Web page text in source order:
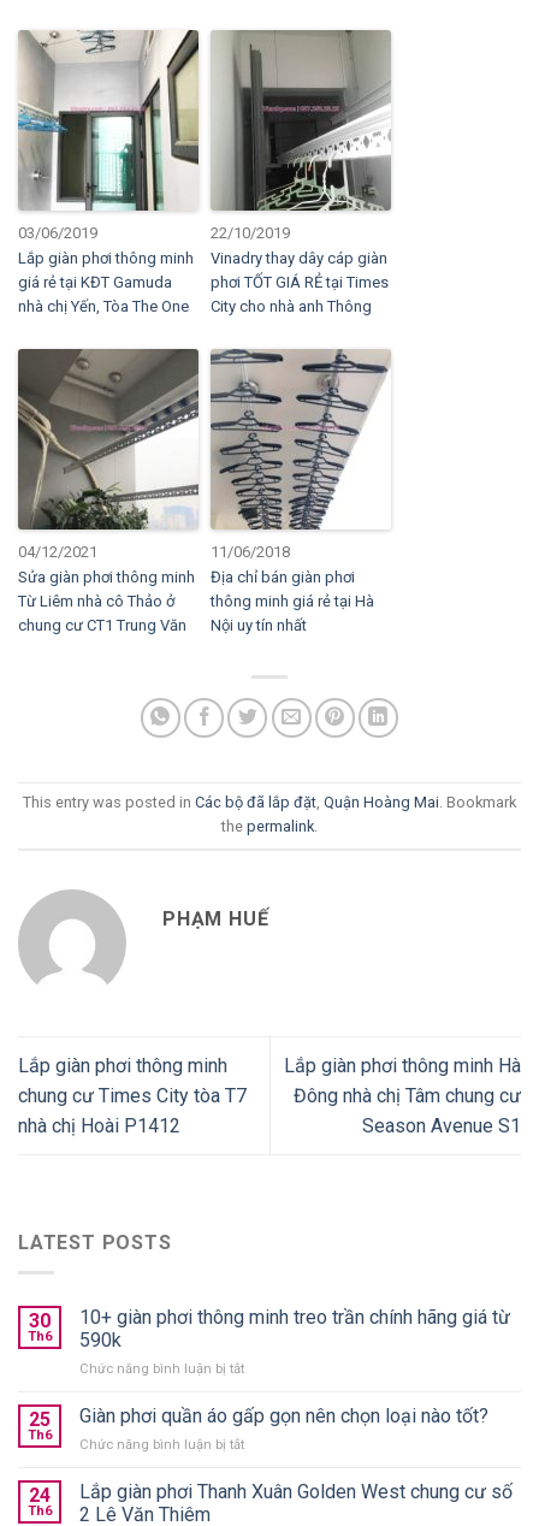
03/06/2019
Lắp giàn phơi thông minh
giá rẻ tại KĐT Gamuda
nhà chị Yến, Tòa The One
22/10/2019
Vinadry thay dây cáp giàn
phơi TỐT GIÁ RẺ tại Times
City cho nhà anh Thông
04/12/2021
Sửa giàn phơi thông minh
Từ Liêm nhà cô Thảo ở
chung cư CT1 Trung Văn
11/06/2018
Địa chỉ bán giàn phơi
thông minh giá rẻ tại Hà
Nội uy tín nhất
This entry was posted in Các bộ đã lắp đặt, Quận Hoàng Mai. Bookmark
the permalink.
PHẠM HUẾ
Lắp giàn phơi thông minh
chung cư Times City tòa T7
nhà chị Hoài P1412
Lắp giàn phơi thông minh Hà
Đông nhà chị Tâm chung cư
Season Avenue S1
LATEST POSTS
30
Th6
10+ giàn phơi thông minh treo trần chính hãng giá từ
590k
Chức năng bình luận bị tắtở
giàn
phơi
thông
treo
25
Th6
Giàn phơi quần áo gấp gọn nên chọn loại nào tốt?
Chức năng bình luận bị tắtở
phơi
24
Th6
Lắp giàn phơi Thanh Xuân Golden West chung cư số
2 Lê Văn Thiêm